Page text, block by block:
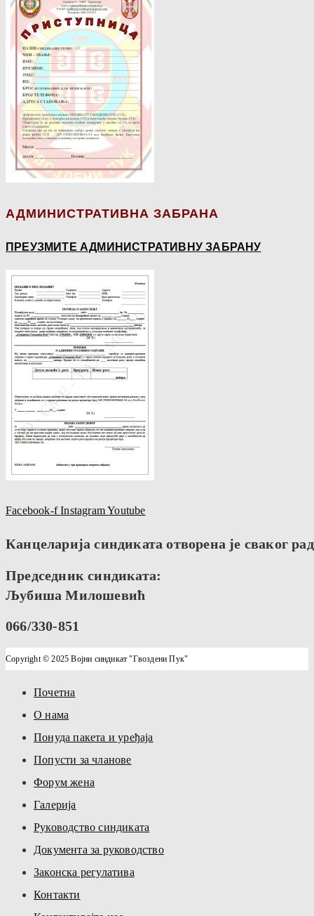
АДМИНИСТРАТИВНА ЗАБРАНА
ПРЕУЗМИТЕ АДМИНИСТРАТИВНУ ЗАБРАНУ
Facebook-f InstagramYoutube
Канцеларија синдиката отворена је сваког
Председник синдиката:
Љубиша Милошевић
066/330-851
Copyright © 2025 Војни синдикат "Гвоздени Пук"
Почетна
О нама
Понуда пакета и уређаја
Попусти за чланове
Форум жена
Галерија
Руководство синдиката
Документа за руководство
Законска регулатива
Контакти